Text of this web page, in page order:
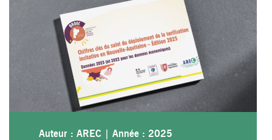
Auteur : AREC | Année : 2025